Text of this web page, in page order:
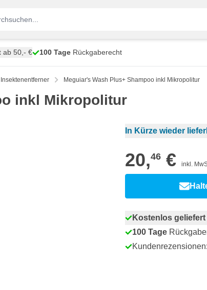
ab 50,- € 100 Tage Rückgaberecht
Insektenentferner Meguiar's Wash Plus+ Shampoo inkl Mikropolitur
inkl Mikropolitur
In Kürze wieder
20,46 € inkl.
Kostenlos geliefert
100 Tage
Kundenrezensionen: